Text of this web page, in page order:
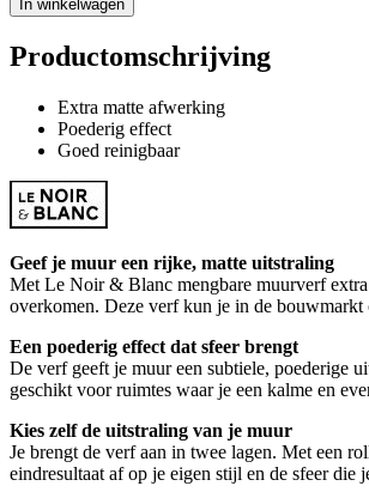
In winkelwagen
Productomschrijving
Extra matte afwerking
Poederig effect
Goed reinigbaar
Geef je muur een rijke, matte uitstraling
Met Le Noir & Blanc mengbare muurverf
overkomen. Deze verf kun je in de
Een poederig effect dat sfeer brengt
De verf geeft je muur een subtiele, poederige
geschikt voor ruimtes waar je een kalme en
Kies zelf de uitstraling van je muur
Je brengt de verf aan in twee lagen. Met een
eindresultaat af op je eigen stijl en de sfeer die